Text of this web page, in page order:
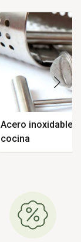
Acero inoxidable
cocina